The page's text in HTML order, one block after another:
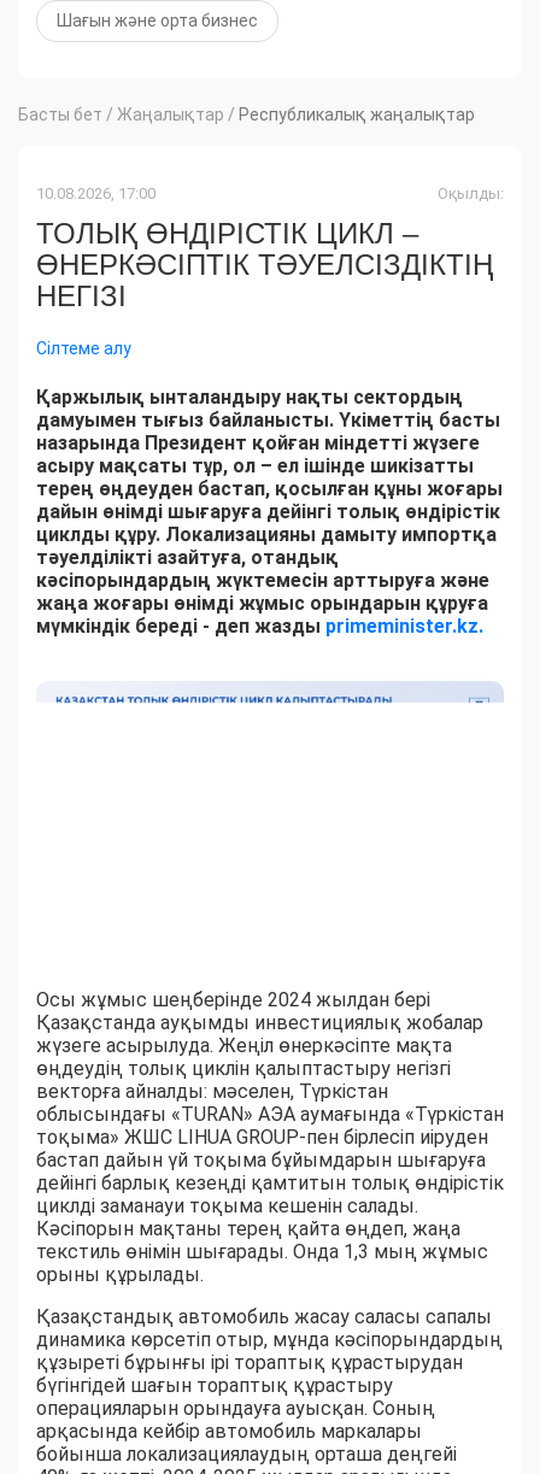
Шағын және орта бизнес
Басты бет / Жаңалықтар / Республикалық жаңалықтар
10.08.2026, 17:00 Оқылды:
ТОЛЫҚ ӨНДІРІСТІК ЦИКЛ –
ӨНЕРКӘСІПТІК ТӘУЕЛСІЗДІКТІҢ
НЕГІЗІ
Сілтеме алу
Қаржылық ынталандыру нақты сектордың
дамуымен тығыз байланысты. Үкіметтің басты
назарында Президент қойған міндетті жүзеге
асыру мақсаты тұр, ол – ел ішінде шикізатты
терең өңдеуден бастап, қосылған құны жоғары
дайын өнімді шығаруға дейінгі толық өндірістік
циклды құру. Локализацияны дамыту импортқа
тәуелділікті азайтуға, отандық
кәсіпорындардың жүктемесін арттыруға және
жаңа жоғары өнімді жұмыс орындарын құруға
мүмкіндік береді - деп жазды primeminister.kz.
Осы жұмыс шеңберінде 2024 жылдан бері
Қазақстанда ауқымды инвестициялық жобалар
жүзеге асырылуда. Жеңіл өнеркәсіпте мақта
өңдеудің толық циклін қалыптастыру негізгі
векторға айналды: мәселен, Түркістан
облысындағы «TURAN» АЭА аумағында «Түркістан
тоқыма» ЖШС LIHUA GROUP-пен бірлесіп иіруден
бастап дайын үй тоқыма бұйымдарын шығаруға
дейінгі барлық кезеңді қамтитын толық өндірістік
циклді заманауи тоқыма кешенін салады.
Кәсіпорын мақтаны терең қайта өңдеп, жаңа
текстиль өнімін шығарады. Онда 1,3 мың жұмыс
орыны құрылады.
Қазақстандық автомобиль жасау саласы сапалы
динамика көрсетіп отыр, мұнда кәсіпорындардың
құзыреті бұрынғы ірі тораптық құрастырудан
бүгінгідей шағын тораптық құрастыру
операцияларын орындауға ауысқан. Соның
арқасында кейбір автомобиль маркалары
бойынша локализациялаудың орташа деңгейі